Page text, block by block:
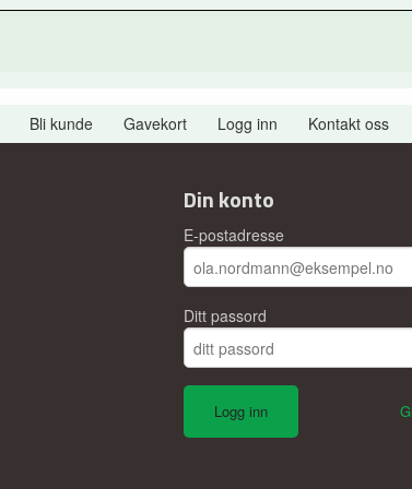
Bli kunde Gavekort Logg inn Kontakt oss
Din konto
E-postadresse
Ditt passord